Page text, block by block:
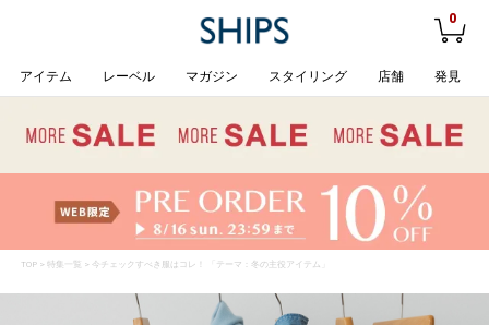
0
アイテム レーベル マガジン スタイリング 店舗 発見
TOP> 特集一覧 > 今チェックすべき服はコレ！ 「テーマ：冬の主役アイテム」